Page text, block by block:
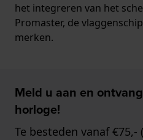
het integreren van het
Promaster, de
merken.
Meld u aan en
horloge!
Te besteden vanaf